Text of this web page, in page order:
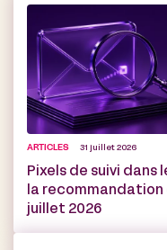
ARTICLES 31 juillet 2026
Pixels de suivi dans
la recommandation
juillet 2026